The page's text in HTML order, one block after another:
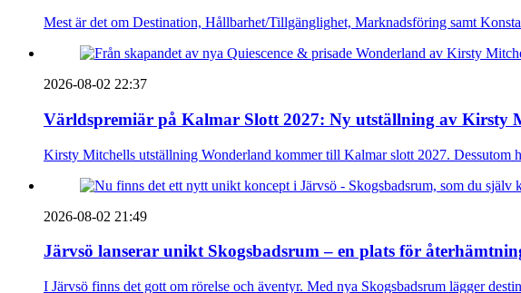
Mest är det om Destination, Hållbarhet/Tillgänglighet, Marknadsföring samt
2026-08-02 22:37
Världspremiär på Kalmar Slott 2027: Ny utställning av Kirsty
Kirsty Mitchells utställning Wonderland kommer till Kalmar slott 2027. Dessutom
2026-08-02 21:49
Järvsö lanserar unikt Skogsbadsrum – en plats för
I Järvsö finns det gott om rörelse och äventyr. Med nya Skogsbadsrum lägger